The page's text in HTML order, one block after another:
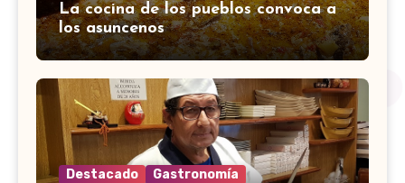
La cocina de los pueblos convoca a
los asuncenos
Destacado Gastronomía